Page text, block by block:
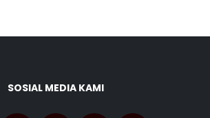
SOSIAL MEDIA KAMI